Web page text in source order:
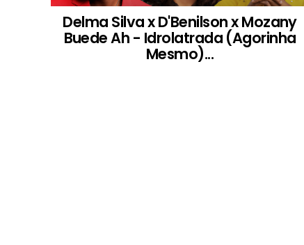
Delma Silva x D'Benilson x Mozany
Buede Ah - Idrolatrada (Agorinha
Mesmo)...